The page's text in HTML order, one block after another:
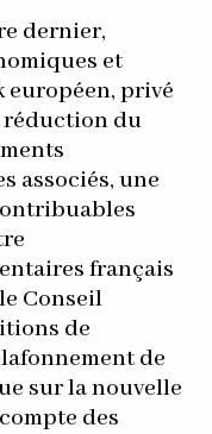
dernier,
et
européen, privé
du
associés, une
français
Conseil
de
de
sur la nouvelle
des